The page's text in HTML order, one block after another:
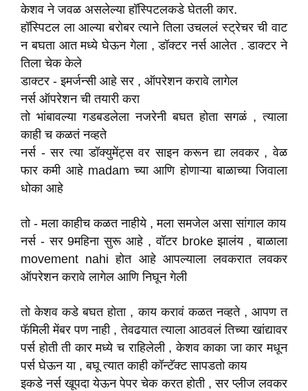
केशव ने जवळ असलेल्या हॉस्पिटलकडे घेतली कार.
हॉस्पिटल ला आल्या बरोबर त्याने तिला उचललं स्ट्रेचर ची वाट
न बघता आत मध्ये घेऊन गेला , डॉक्टर नर्स आलेत . डाक्टर ने
तिला चेक केले
डाक्टर - इमर्जन्सी आहे सर , ऑपरेशन करावे लागेल
नर्स ऑपरेशन ची तयारी करा
तो भांबावल्या गडबडलेला नजरेनी बघत होता सगळं , त्याला
काही च कळतं नव्हते
नर्स - सर त्या डॉक्युमेंट्स वर साइन करून द्या लवकर , वेळ
फार कमी आहे madam च्या आणि होणाऱ्या बाळाच्या जिवाला
धोका आहे
तो - मला काहीच कळत नाहीये , मला समजेल असा सांगाल काय
नर्स - सर 9महिना सुरू आहे , वॉटर broke झालंय , बाळाला
movement nahi होत आहे आपल्याला लवकरात लवकर
ऑपरेशन करावे लागेल आणि निघून गेली
तो केशव कडे बघत होता , काय करावं कळत नव्हते , आपण त
फॅमिली मेंबर पण नाही , तेवढयात त्याला आठवलं तिच्या खांद्यावर
पर्स होती ती कार मध्ये च राहिलेली , केशव काका जा कार मधून
पर्स घेऊन या , बघू त्यात काही कॉन्टॅक्ट सापडतो काय
इकडे नर्स खूपदा येऊन पेपर चेक करत होती , सर प्लीज लवकर